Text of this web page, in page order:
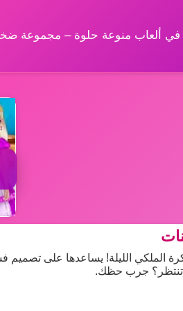
في ألعاب منوعة حلوة – مجموعة
الملكي الليلة! يساعدها على تصميم
تنتظر؟ جرب حظك.